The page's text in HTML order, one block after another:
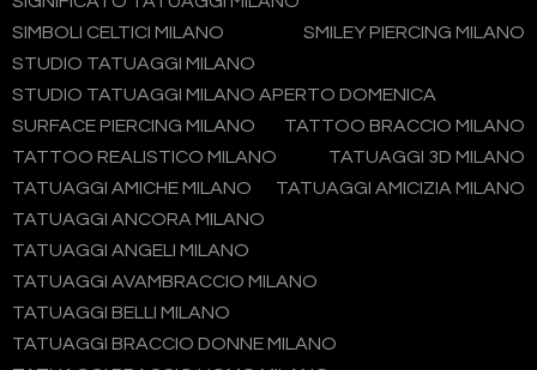
SIMBOLI CELTICI MILANO
SMILEY PIERCING MILANO
STUDIO TATUAGGI MILANO
STUDIO TATUAGGI MILANO APERTO DOMENICA
SURFACE PIERCING MILANO
TATTOO BRACCIO MILANO
TATTOO REALISTICO MILANO
TATUAGGI 3D MILANO
TATUAGGI AMICHE MILANO
TATUAGGI AMICIZIA MILANO
TATUAGGI ANCORA MILANO
TATUAGGI ANGELI MILANO
TATUAGGI AVAMBRACCIO MILANO
TATUAGGI BELLI MILANO
TATUAGGI BRACCIO DONNE MILANO